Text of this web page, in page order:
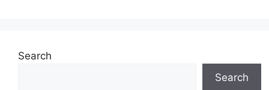
Search
Search